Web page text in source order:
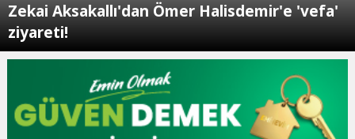
Zekai Aksakallı'dan Ömer Halisdemir'e 'vefa'
ziyareti!